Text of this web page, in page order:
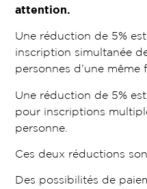
attention.
Une réduction de 5%
inscription simultanée
personnes d’une même
Une réduction de 5%
pour inscriptions
personne.
Ces deux réductions
Des possibilités de